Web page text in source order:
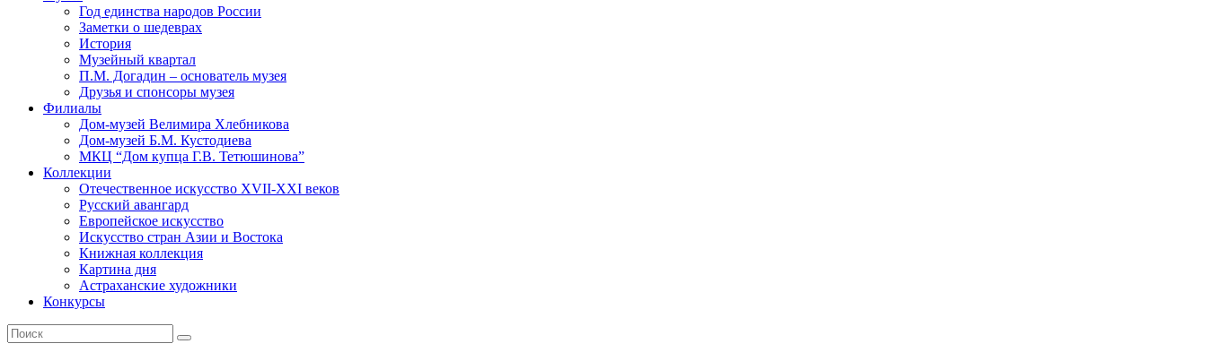
Год единства народов России
Заметки о шедеврах
История
Музейный квартал
П.М. Догадин – основатель музея
Друзья и спонсоры музея
Филиалы
Дом-музей Велимира Хлебникова
Дом-музей Б.М. Кустодиева
МКЦ “Дом купца Г.В. Тетюшинова”
Коллекции
Отечественное искусство XVII-XXI веков
Русский авангард
Европейское искусство
Искусство стран Азии и Востока
Книжная коллекция
Картина дня
Астраханские художники
Конкурсы